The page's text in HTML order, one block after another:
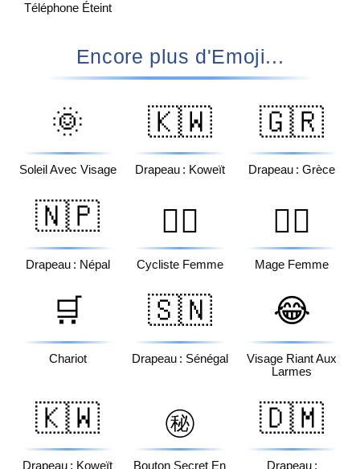
Téléphone Éteint
Encore plus d'Emoji...
🌞
Soleil Avec Visage
🇰🇼
Drapeau : Koweït
🇬🇷
Drapeau : Grèce
🇳🇵
Drapeau : Népal
🚴‍♀️
Cycliste Femme
🧙‍♀️
Mage Femme
🛒
Chariot
🇸🇳
Drapeau : Sénégal
😂
Visage Riant Aux
Larmes
🇰🇼
Drapeau : Koweït
㊙️
Bouton Secret En
🇩🇲
Drapeau :